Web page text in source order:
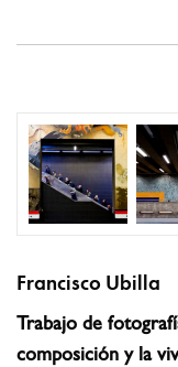
Francisco Ubilla
Trabajo de
composición y la